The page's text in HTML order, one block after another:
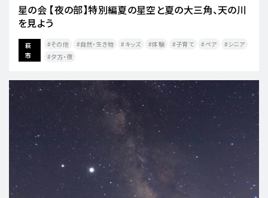
星の会 【夜の部】特別編夏の星空と夏の大三角、天の川
を見よう
萩
市
その他 自然・生き物 キッズ 体験 子育て ペア
シニア
夕方・夜​